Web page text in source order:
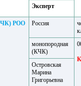
Эксперт
РОО
Россия
монопородная
(КЧК)
Островская
Марина
Григорьевна